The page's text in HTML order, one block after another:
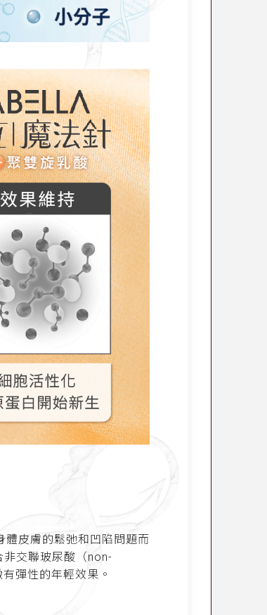
體皮膚的鬆弛和凹陷問題而
非交聯玻尿酸（non-
彈性的年輕效果。